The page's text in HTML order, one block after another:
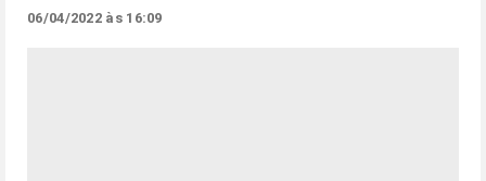
06/04/2022 às 16:09